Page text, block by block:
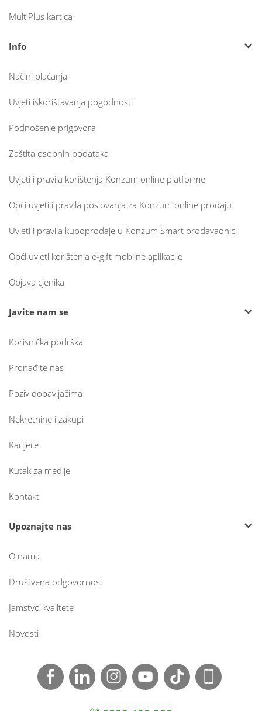
MultiPlus kartica
Info
Načini plaćanja
Uvjeti iskorištavanja pogodnosti
Podnošenje prigovora
Zaštita osobnih podataka
Uvjeti i pravila korištenja Konzum online platforme
Opći uvjeti i pravila poslovanja za Konzum online prodaju
Uvjeti i pravila kupoprodaje u Konzum Smart prodavaonici
Opći uvjeti korištenja e-gift mobilne aplikacije
Objava cjenika
Javite nam se
Korisnička podrška
Pronađite nas
Poziv dobavljačima
Nekretnine i zakupi
Karijere
Kutak za medije
Kontakt
Upoznajte nas
O nama
Društvena odgovornost
Jamstvo kvalitete
Novosti